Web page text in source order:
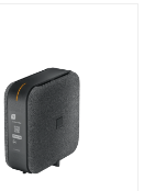
Sans engagement